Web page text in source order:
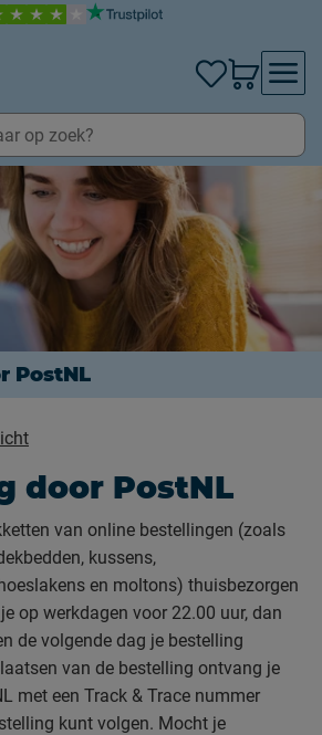
PostNL
door PostNL
van online bestellingen (zoals
kussens,
en moltons) thuisbezorgen
op werkdagen voor 22.00 uur, dan
de volgende dag je bestelling
van de bestelling ontvang je
met een Track & Trace nummer
kunt volgen. Mocht je